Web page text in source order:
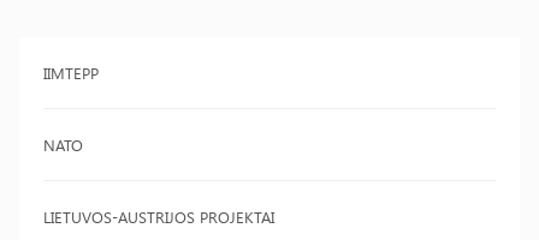
IIMTEPP
NATO
LIETUVOS-AUSTRIJOS PROJEKTAI